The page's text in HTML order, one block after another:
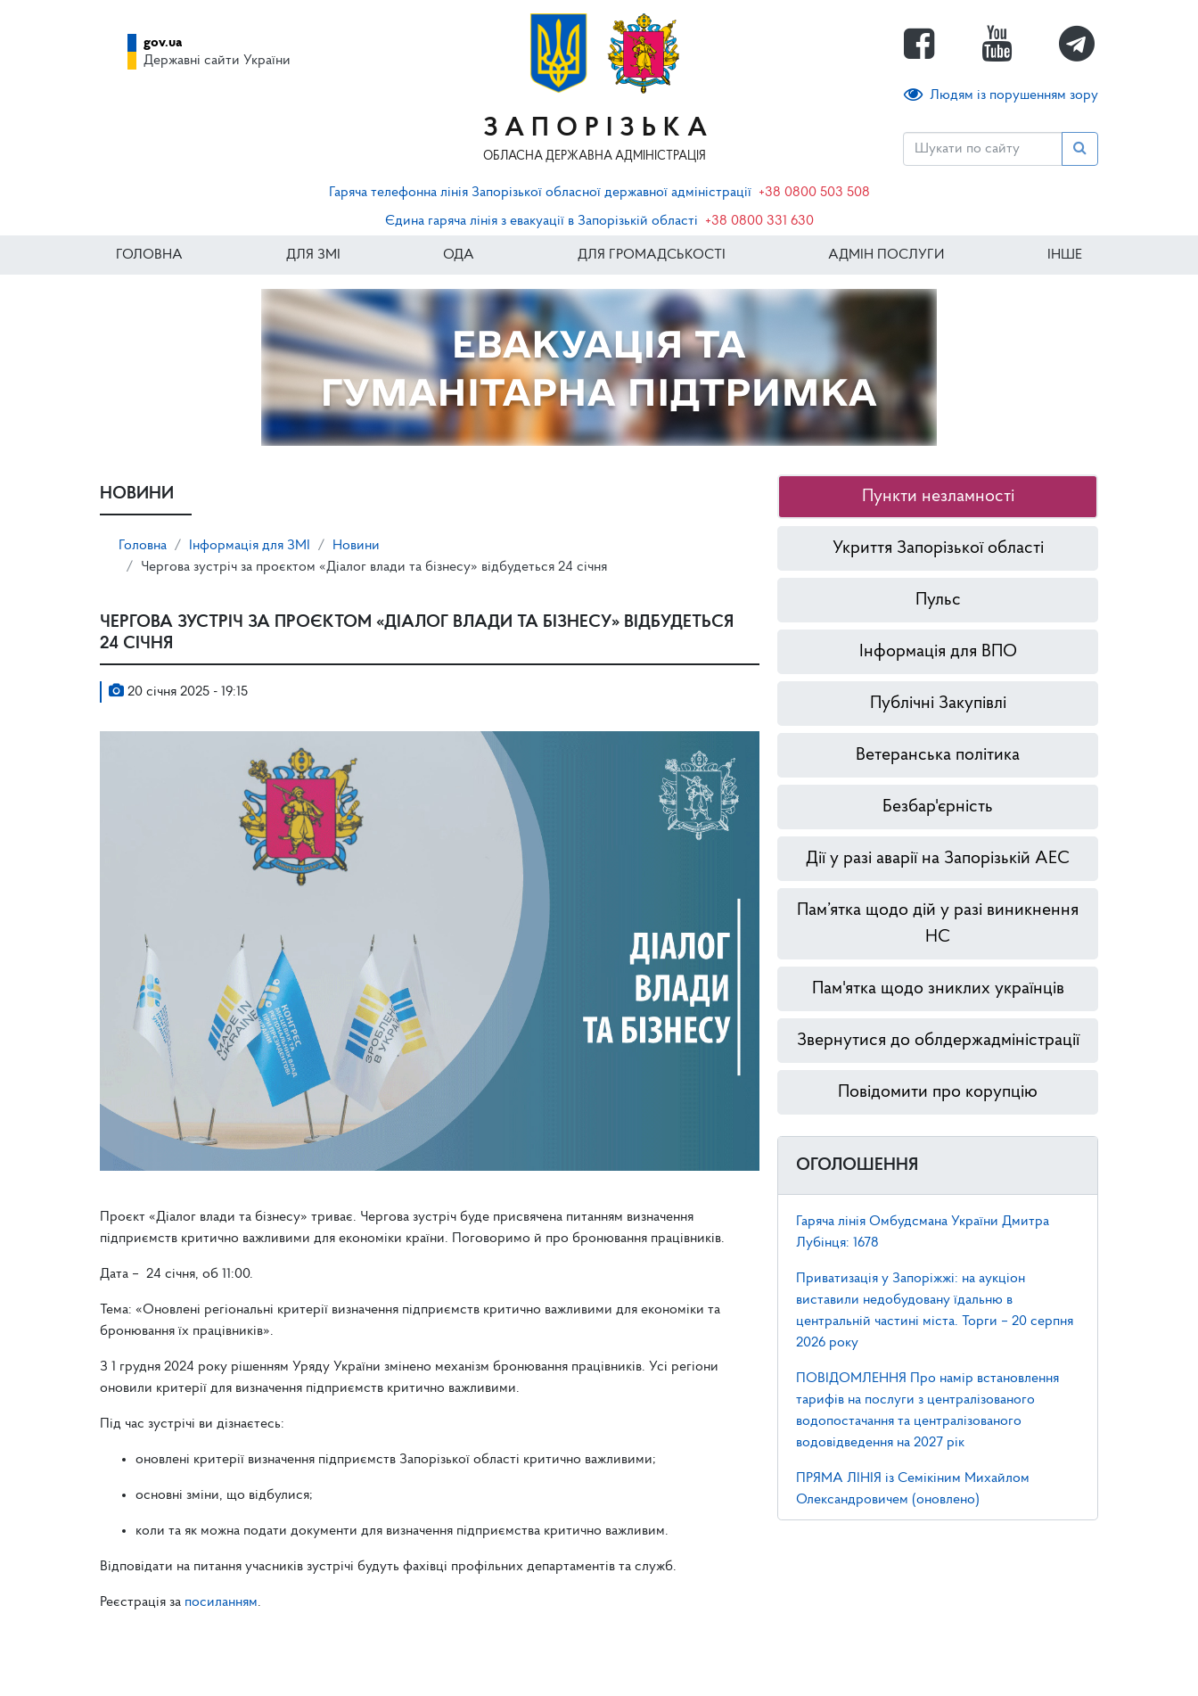
ЗАПОРІЗЬКА
ОБЛАСНА ДЕРЖАВНА АДМІНІСТРАЦІЯ
Людям із порушенням зору
gov.ua
Державні сайти України
Гаряча телефонна лінія Запорізької обласної державної адміністрації +38 0800 503 508
Єдина гаряча лінія з евакуації в Запорізькій області
+38 0800 331 630
ГОЛОВНА ДЛЯ ЗМІ ОДА ДЛЯ ГРОМАДСЬКОСТІ АДМІН ПОСЛУГИ ІНШЕ
НОВИНИ
Головна Інформація для ЗМІ
Новини
Чергова зустріч за проєктом «Діалог влади та бізнесу» відбудеться 24 січня
ЧЕРГОВА ЗУСТРІЧ ЗА ПРОЄКТОМ «ДІАЛОГ ВЛАДИ ТА БІЗНЕСУ» ВІДБУДЕТЬСЯ
24 СІЧНЯ
20 січня 2025 - 19:15
Проєкт «Діалог влади та бізнесу» триває. Чергова зустріч буде присвячена питанням визначення
підприємств критично важливими для економіки країни. Поговоримо й про бронювання працівників.
Дата – 24 січня, об 11:00.
Тема: «Оновлені регіональні критерії визначення підприємств критично важливими для економіки та
бронювання їх працівників».
З 1 грудня 2024 року рішенням Уряду України змінено механізм бронювання працівників. Усі регіони
оновили критерії для визначення підприємств критично важливими.
Під час зустрічі ви дізнаєтесь:
оновлені критерії визначення підприємств Запорізької області критично важливими;
основні зміни, що відбулися;
коли та як можна подати документи для визначення підприємства критично важливим.
Відповідати на питання учасників зустрічі будуть фахівці профільних департаментів та служб.
Реєстрація за посиланням.
Пункти незламності
Укриття Запорізької області
Пульс
Інформація для ВПО
Публічні Закупівлі
Ветеранська політика
Безбар'єрність
Дії у разі аварії на Запорізькій АЕС
Пам’ятка щодо дій у разі виникнення
НС
Пам'ятка щодо зниклих українців
Звернутися до облдержадміністрації
Повідомити про корупцію
ОГОЛОШЕННЯ
Гаряча лінія Омбудсмана України Дмитра
Лубінця: 1678
Приватизація у Запоріжжі: на аукціон
виставили недобудовану їдальню в
центральній частині міста. Торги – 20 серпня
2026 року
ПОВІДОМЛЕННЯ Про намір встановлення
тарифів на послуги з централізованого
водопостачання та централізованого
водовідведення на 2027 рік
ПРЯМА ЛІНІЯ із Семікіним Михайлом
Олександровичем (оновлено)